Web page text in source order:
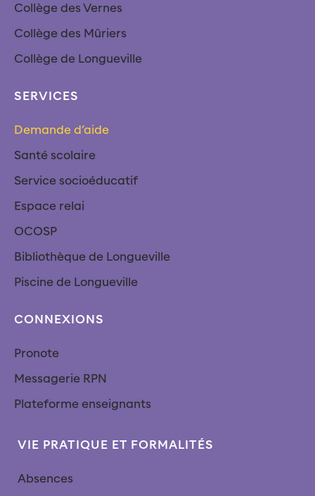
Collège des Vernes
Collège des Mûriers
Collège de Longueville
SERVICES
Demande d’aide
Santé scolaire
Service socioéducatif
Espace relai
OCOSP
Bibliothèque de Longueville
Piscine de Longueville
CONNEXIONS
Pronote
Messagerie RPN
Plateforme enseignants
VIE PRATIQUE ET FORMALITÉS
Absences